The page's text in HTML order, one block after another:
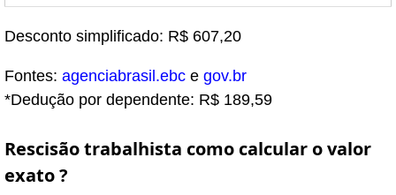
Desconto simplificado: R$ 607,20
Fontes: agenciabrasil.ebc e gov.br
*Dedução por dependente: R$ 189,59
Rescisão trabalhista como calcular o valor
exato ?